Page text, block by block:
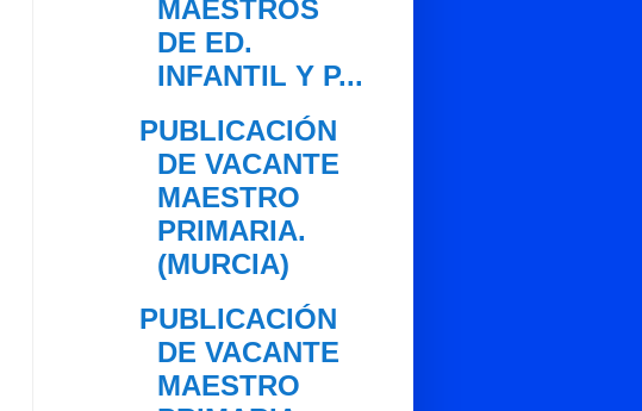
MAESTROS
DE ED.
INFANTIL Y P...
PUBLICACIÓN
DE VACANTE
MAESTRO
PRIMARIA.
(MURCIA)
PUBLICACIÓN
DE VACANTE
MAESTRO